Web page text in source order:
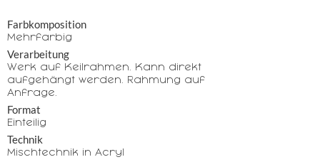
Farbkomposition
Mehrfarbig
Verarbeitung
Werk auf Keilrahmen. Kann direkt
aufgehängt werden. Rahmung auf
Anfrage.
Format
Einteilig
Technik
Mischtechnik in Acryl